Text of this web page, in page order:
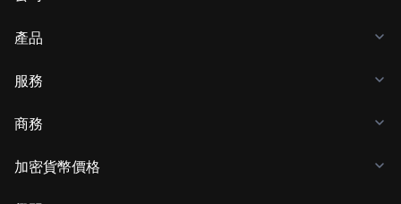
產品
服務
商務
加密貨幣價格